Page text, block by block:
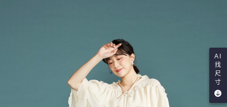
AI
找
尺
寸